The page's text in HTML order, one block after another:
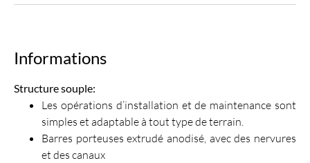
Informations
Structure souple:
Les opérations d’installation et de maintenance sont
simples et adaptable à tout type de terrain.
Barres porteuses extrudé anodisé, avec des nervures
et des canaux